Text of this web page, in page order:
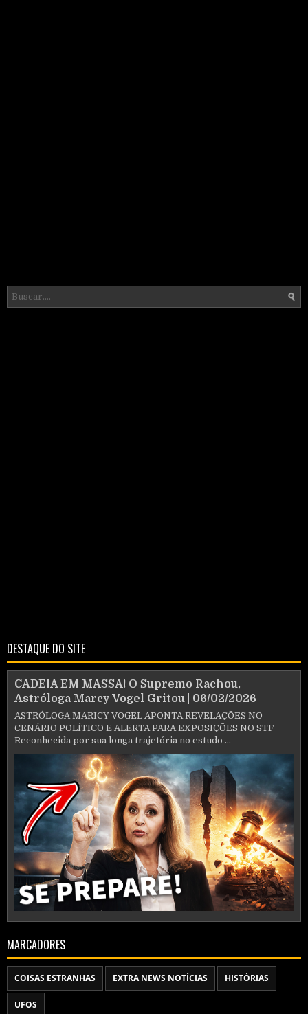
DESTAQUE DO SITE
CADElA EM MASSA! O Supremo Rachou,
Astróloga Marcy Vogel Gritou | 06/02/2026
ASTRÓLOGA MARICY VOGEL APONTA REVELAÇÕES NO
CENÁRIO POLÍTICO E ALERTA PARA EXPOSIÇÕES NO STF
Reconhecida por sua longa trajetória no estudo ...
MARCADORES
COISAS ESTRANHAS EXTRA NEWS NOTÍCIAS HISTÓRIAS
UFOS